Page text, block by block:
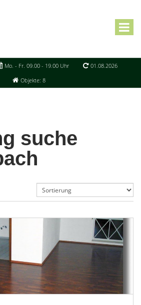
Mo. - Fr. 09.00 - 19.00 Uhr
01.08.2026
Objekte: 8
suche